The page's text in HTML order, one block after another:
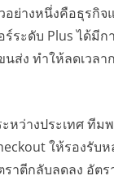
อย่างหนึ่งคือธุร
ระดับ Plus ได้มี
ส่ง ทำให้ลดเวลา
ว่างประเทศ ทีม
ให้รองรับห
าตีกลับลดลง อัต